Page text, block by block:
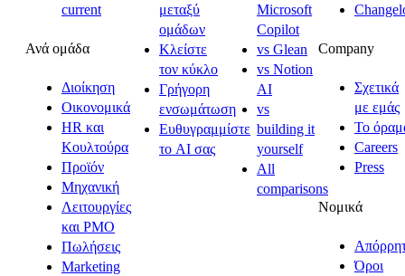
current
Ανά ομάδα
Διοίκηση
Οικονομικά
HR και
Κουλτούρα
Προϊόν
Μηχανική
Λειτουργίες
και PMO
Πωλήσεις
Marketing
μεταξύ
ομάδων
Κλείστε
τον κύκλο
Γρήγορη
ενσωμάτωση
Ευθυγραμμίστε
το AI σας
Microsoft
Copilot
vs Glean
vs Notion
AI
vs
building it
yourself
All
comparisons
Company
Σχετικά
με εμάς
Το
Careers
Press
Νομικά
Όροι